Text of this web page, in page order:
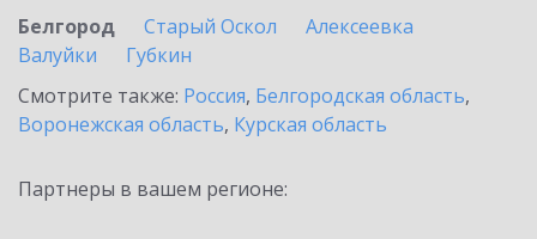
Белгород
Старый Оскол
Алексеевка
Валуйки
Губкин
Смотрите также: Россия, Белгородская область,
Воронежская область, Курская область
Партнеры в вашем регионе: